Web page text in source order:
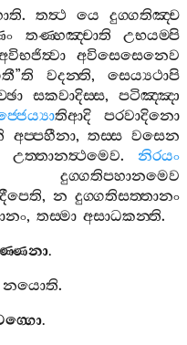
.තත්‍ථ යෙ
දුග‍්ගතිඤ‍්ච
තණ‍්හඤ‍්චාති
උභයම‍්පි
අවිසෙසෙනෙව
”ති වදන‍්ති, සෙය්‍යථාපි
සකවාදිස‍්ස,පටිඤ‍්ඤා
තිආදි
පරවාදිනො
අප‍්පහීනා,තස‍්ස වසෙන
උත‍්තානත්‍ථමෙව. නිරයං
දුග‍්ගතිපහානමෙව
දීපෙති, න දුග‍්ගතිසත‍්තානං
, තස‍්මා අසාධකන‍්ති.
.
නයොති.
.